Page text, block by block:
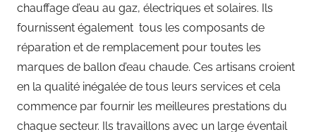
chauffage d’eau au gaz, électriques et solaires. Ils
fournissent également tous les composants de
réparation et de remplacement pour toutes les
marques de ballon d’eau chaude. Ces artisans croient
en la qualité inégalée de tous leurs services et cela
commence par fournir les meilleures prestations du
chaque secteur. Ils travaillons avec un large éventail